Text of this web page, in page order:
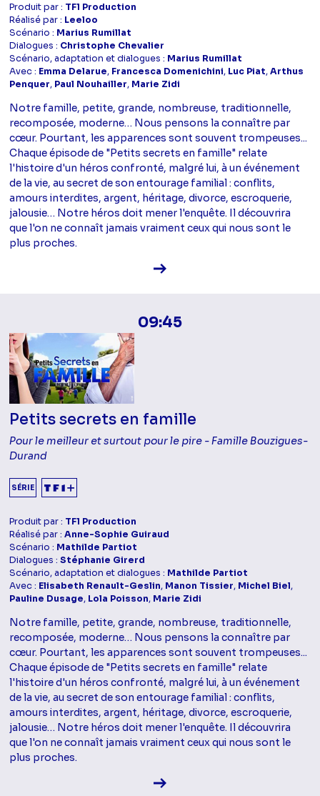
Produit par : TF1 Production
Réalisé par : Leeloo
Scénario : Marius Rumillat
Dialogues : Christophe Chevalier
Scénario, adaptation et dialogues : Marius Rumillat
Avec : Emma Delarue, Francesca Domenichini, Luc Piat,Arthus
Penquer, Paul Nouhailler, Marie Zidi
Notre famille, petite, grande, nombreuse, traditionnelle,
recomposée, moderne… Nous pensons la connaître par
cœur. Pourtant, les apparences sont souvent trompeuses...
Chaque épisode de "Petits secrets en famille" relate
l'histoire d'un héros confronté, malgré lui, à un événement
de la vie, au secret de son entourage familial : conflits,
amours interdites, argent, héritage, divorce, escroquerie,
jalousie… Notre héros doit mener l'enquête. Il découvrira
que l'on ne connaît jamais vraiment ceux qui nous sont le
plus proches.
Voir la fiche diffusion
09:45
Petits secrets en famille
Pour le meilleur et surtout pour le pire - Famille Bouzigues-
Durand
SÉRIE
Produit par : TF1 Production
Réalisé par :Anne-Sophie Guiraud
Scénario : Mathilde Partiot
Dialogues :Stéphanie Girerd
Scénario, adaptation et dialogues : Mathilde Partiot
Avec : Elisabeth Renault-Geslin, Manon Tissier, Michel Biel,
Pauline Dusage, Lola Poisson, Marie Zidi
Notre famille, petite, grande, nombreuse, traditionnelle,
recomposée, moderne… Nous pensons la connaître par
cœur. Pourtant, les apparences sont souvent trompeuses...
Chaque épisode de "Petits secrets en famille" relate
l'histoire d'un héros confronté, malgré lui, à un événement
de la vie, au secret de son entourage familial : conflits,
amours interdites, argent, héritage, divorce, escroquerie,
jalousie… Notre héros doit mener l'enquête. Il découvrira
que l'on ne connaît jamais vraiment ceux qui nous sont le
plus proches.
Voir la fiche diffusion